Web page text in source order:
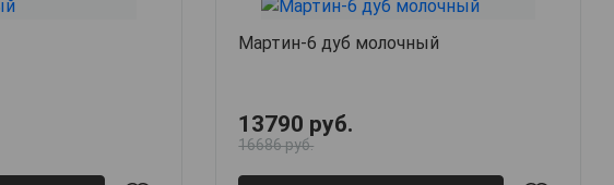
Мартин-6 дуб молочный
13790 руб.
16686 руб.